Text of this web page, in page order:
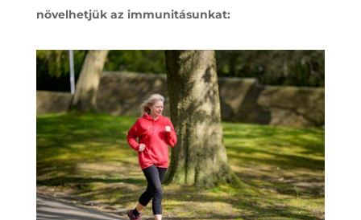
növelhetjük az immunitásunkat: